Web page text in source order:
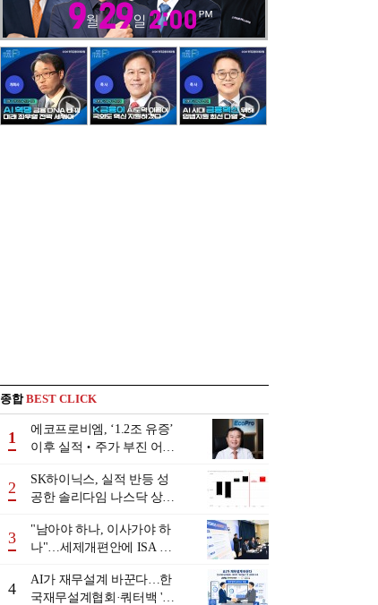
종합BEST CLICK
1
에코프로비엠, ‘1.2조 유증’
이후 실적‧주가 부진 어쩌
2
SK하이닉스, 실적 반등 성
공한 솔리다임 나스닥 상장
3
"남아야 하나, 이사가야 하
나"…세제개편안에 ISA 투
4
AI가 재무설계 바꾼다…한
국재무설계협회·쿼터백 '베